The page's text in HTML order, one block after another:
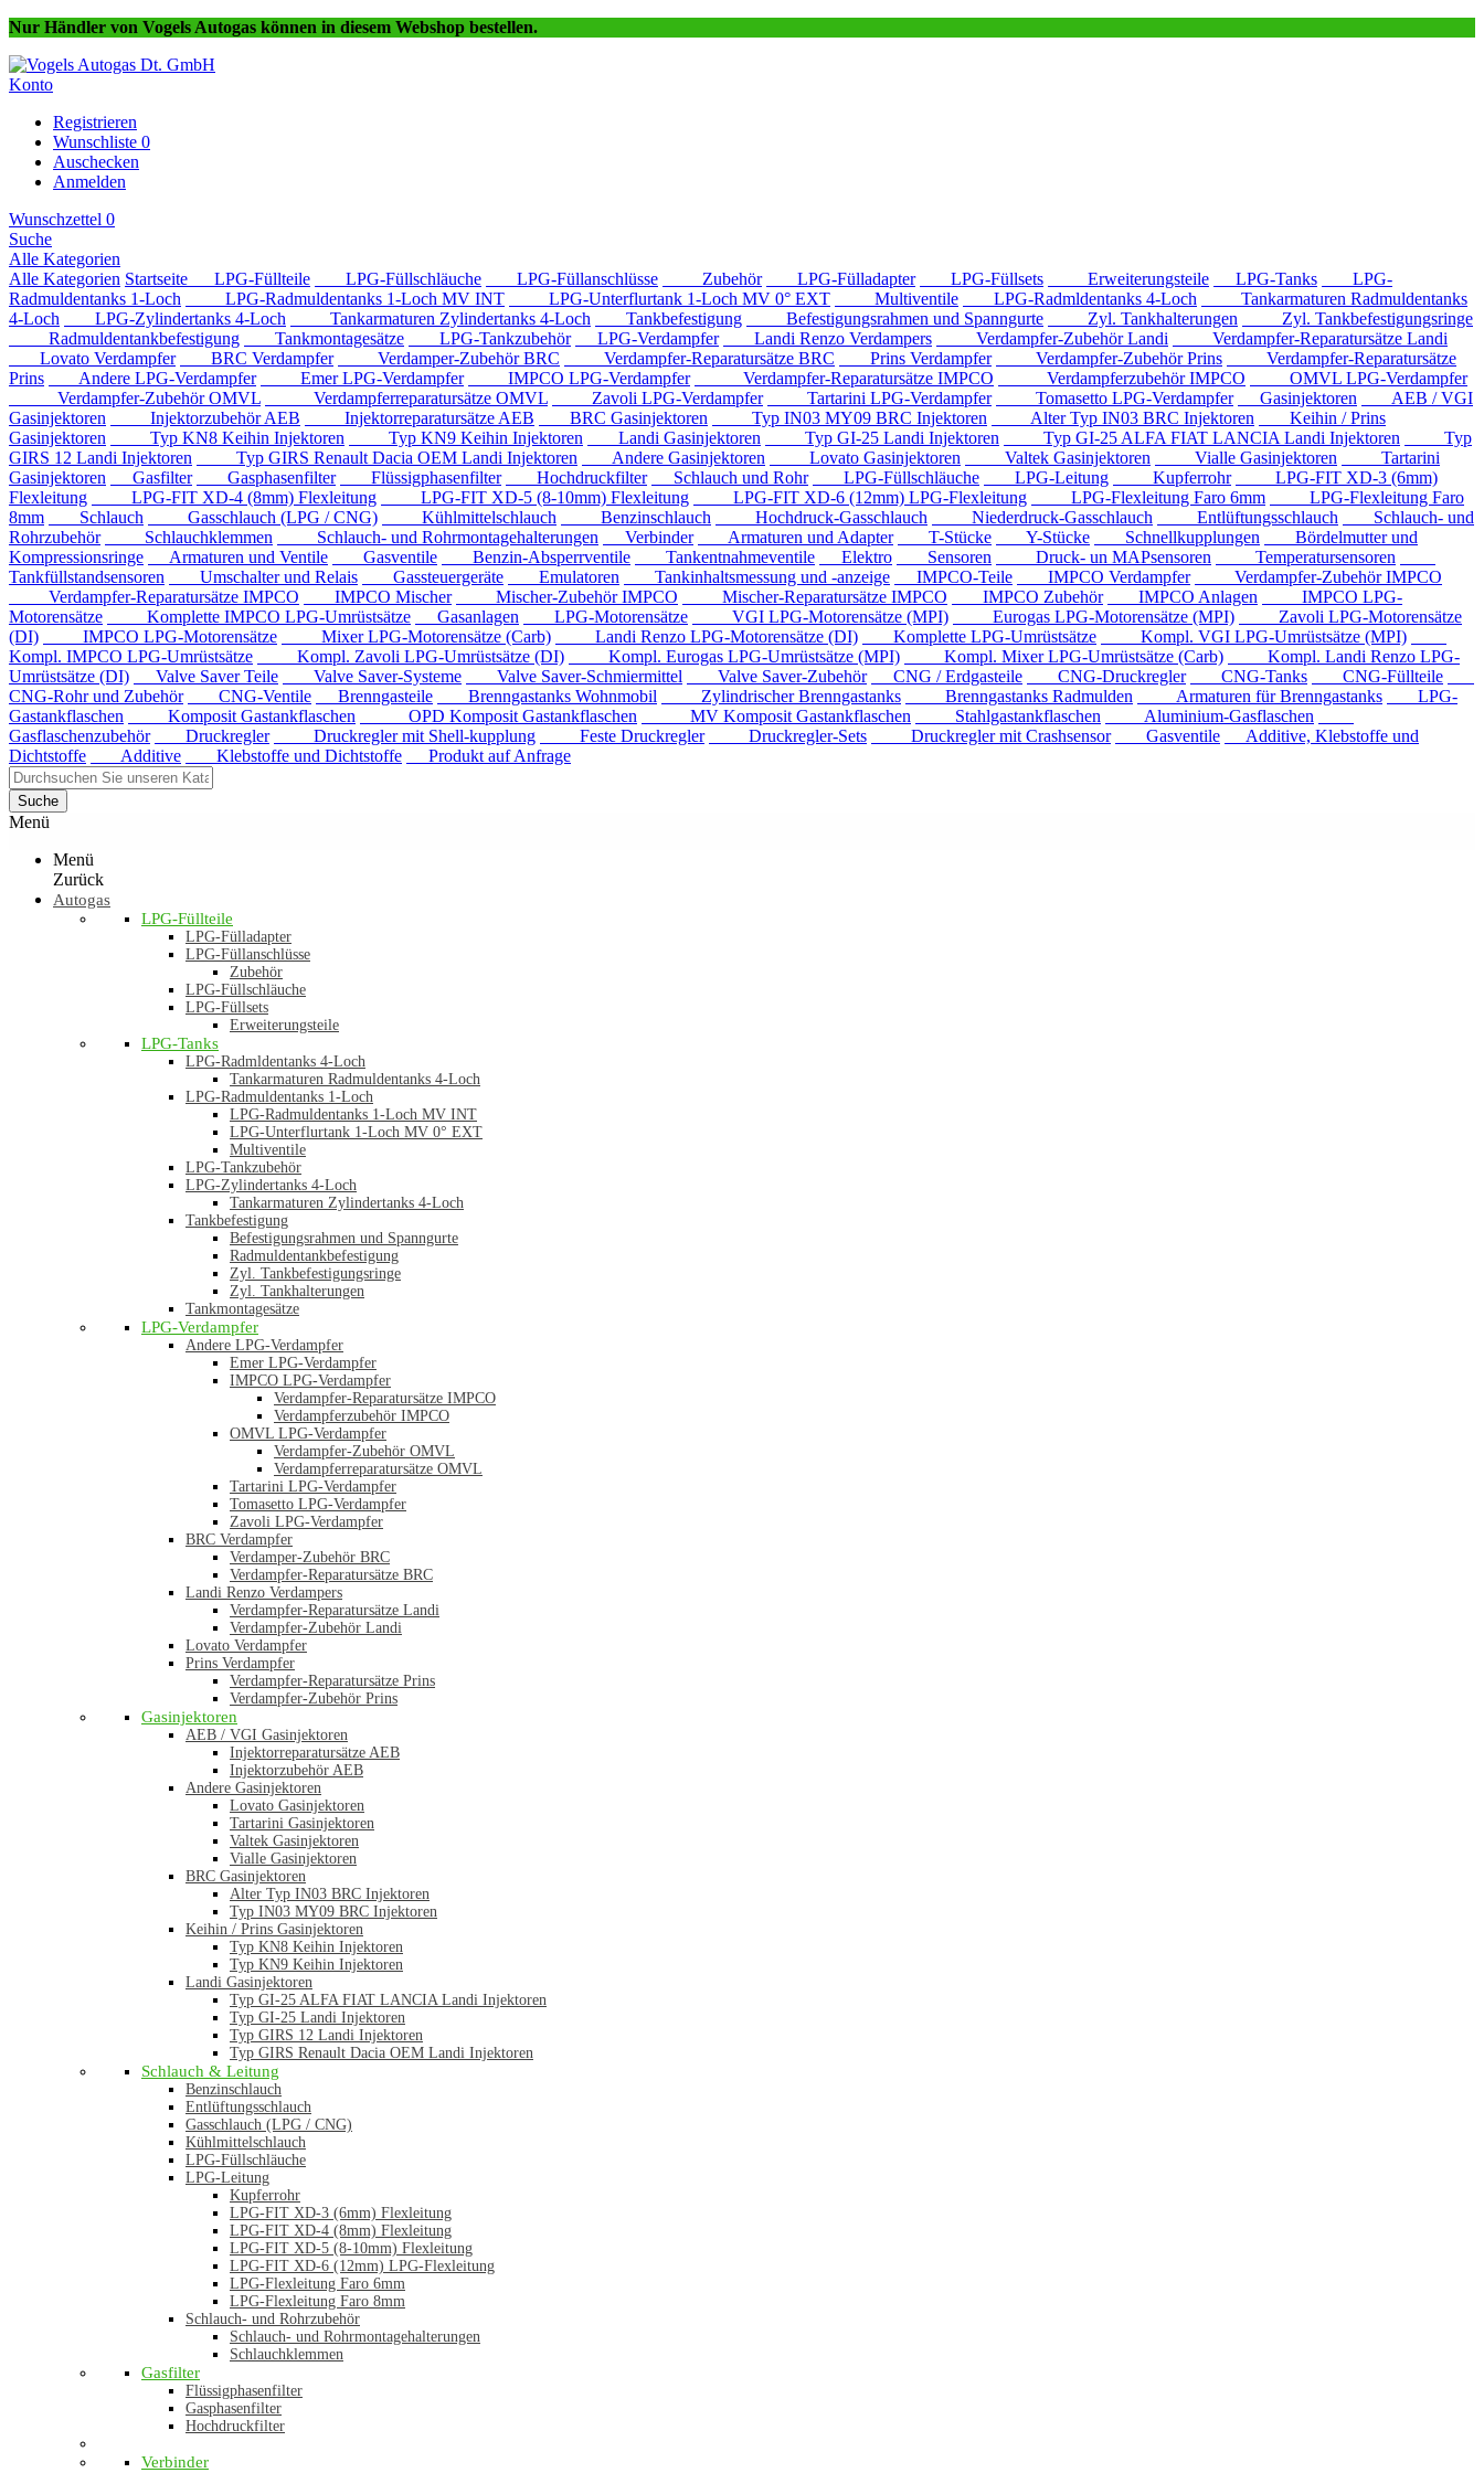
Nur Händler von Vogels Autogas können in diesem Webshop bestellen.
Konto
Registrieren
Wunschliste 0
Auschecken
Anmelden
Wunschzettel 0
Suche
Alle Kategorien
Alle Kategorien Startseite LPG-Füllteile LPG-Füllschläuche LPG-Füllanschlüsse Zubehör LPG-Fülladapter LPG-Füllsets Erweiterungsteile LPG-Tanks
LPG-
Radmuldentanks 1-Loch
LPG-Radmuldentanks 1-Loch MV INT LPG-Unterflurtank 1-Loch MV 0° EXT Multiventile LPG-Radmldentanks 4-Loch
Tankarmaturen Radmuldentanks
4-Loch
LPG-Zylindertanks 4-Loch Tankarmaturen Zylindertanks 4-Loch Tankbefestigung Befestigungsrahmen und Spanngurte Zyl. Tankhalterungen
Zyl. Tankbefestigungsringe
Radmuldentankbefestigung
Tankmontagesätze LPG-Tankzubehör LPG-Verdampfer Landi Renzo Verdampers Verdampfer-Zubehör Landi
Verdampfer-Reparatursätze Landi
Lovato Verdampfer
BRC Verdampfer Verdamper-Zubehör BRC Verdampfer-Reparatursätze BRC Prins Verdampfer Verdampfer-Zubehör Prins
Verdampfer-Reparatursätze
Prins
Andere LPG-Verdampfer Emer LPG-Verdampfer IMPCO LPG-Verdampfer Verdampfer-Reparatursätze IMPCO Verdampferzubehör IMPCO
OMVL LPG-Verdampfer
Verdampfer-Zubehör OMVL
Verdampferreparatursätze OMVL Zavoli LPG-Verdampfer Tartarini LPG-Verdampfer Tomasetto LPG-Verdampfer Gasinjektoren
AEB / VGI
Gasinjektoren
Injektorzubehör AEB Injektorreparatursätze AEB BRC Gasinjektoren Typ IN03 MY09 BRC Injektoren Alter Typ IN03 BRC Injektoren
Keihin / Prins
Gasinjektoren
Typ KN8 Keihin Injektoren Typ KN9 Keihin Injektoren Landi Gasinjektoren Typ GI-25 Landi Injektoren Typ GI-25 ALFA FIAT LANCIA Landi Injektoren
Typ
GIRS 12 Landi Injektoren
Typ GIRS Renault Dacia OEM Landi Injektoren Andere Gasinjektoren Lovato Gasinjektoren Valtek Gasinjektoren Vialle Gasinjektoren
Tartarini
Gasinjektoren
Gasfilter Gasphasenfilter Flüssigphasenfilter Hochdruckfilter Schlauch und Rohr LPG-Füllschläuche LPG-Leitung Kupferrohr
LPG-FIT XD-3 (6mm)
Flexleitung
LPG-FIT XD-4 (8mm) Flexleitung LPG-FIT XD-5 (8-10mm) Flexleitung LPG-FIT XD-6 (12mm) LPG-Flexleitung LPG-Flexleitung Faro 6mm
LPG-Flexleitung Faro
8mm
Schlauch Gasschlauch (LPG / CNG) Kühlmittelschlauch Benzinschlauch Hochdruck-Gasschlauch Niederdruck-Gasschlauch Entlüftungsschlauch
Schlauch- und
Rohrzubehör
Schlauchklemmen Schlauch- und Rohrmontagehalterungen Verbinder Armaturen und Adapter T-Stücke Y-Stücke Schnellkupplungen
Bördelmutter und
Kompressionsringe
Armaturen und Ventile Gasventile Benzin-Absperrventile Tankentnahmeventile Elektro Sensoren Druck- un MAPsensoren
Temperatursensoren
Tankfüllstandsensoren
Umschalter und Relais Gassteuergeräte Emulatoren Tankinhaltsmessung und -anzeige IMPCO-Teile IMPCO Verdampfer
Verdampfer-Zubehör IMPCO
Verdampfer-Reparatursätze IMPCO
IMPCO Mischer Mischer-Zubehör IMPCO Mischer-Reparatursätze IMPCO IMPCO Zubehör IMPCO Anlagen
IMPCO LPG-
Motorensätze
Komplette IMPCO LPG-Umrüstsätze Gasanlagen LPG-Motorensätze VGI LPG-Motorensätze (MPI) Eurogas LPG-Motorensätze (MPI)
Zavoli LPG-Motorensätze
(DI)
IMPCO LPG-Motorensätze Mixer LPG-Motorensätze (Carb) Landi Renzo LPG-Motorensätze (DI) Komplette LPG-Umrüstsätze
Kompl. VGI LPG-Umrüstsätze (MPI)
Kompl. IMPCO LPG-Umrüstsätze
Kompl. Zavoli LPG-Umrüstsätze (DI) Kompl. Eurogas LPG-Umrüstsätze (MPI) Kompl. Mixer LPG-Umrüstsätze (Carb)
Kompl. Landi Renzo LPG-
Umrüstsätze (DI)
Valve Saver Teile Valve Saver-Systeme Valve Saver-Schmiermittel Valve Saver-Zubehör CNG / Erdgasteile CNG-Druckregler CNG-Tanks
CNG-Füllteile
CNG-Rohr und Zubehör
CNG-Ventile Brenngasteile Brenngastanks Wohnmobil Zylindrischer Brenngastanks Brenngastanks Radmulden Armaturen für Brenngastanks
LPG-
Gastankflaschen
Komposit Gastankflaschen OPD Komposit Gastankflaschen MV Komposit Gastankflaschen Stahlgastankflaschen
Aluminium-Gasflaschen
Gasflaschenzubehör
Druckregler Druckregler mit Shell-kupplung Feste Druckregler Druckregler-Sets Druckregler mit Crashsensor Gasventile
Additive, Klebstoffe und
Dichtstoffe
Additive Klebstoffe und Dichtstoffe Produkt auf Anfrage
Suche
Menü
Menü
Zurück
Autogas
LPG-Füllteile
LPG-Fülladapter
LPG-Füllanschlüsse
Zubehör
LPG-Füllschläuche
LPG-Füllsets
Erweiterungsteile
LPG-Tanks
LPG-Radmldentanks 4-Loch
Tankarmaturen Radmuldentanks 4-Loch
LPG-Radmuldentanks 1-Loch
LPG-Radmuldentanks 1-Loch MV INT
LPG-Unterflurtank 1-Loch MV 0° EXT
Multiventile
LPG-Tankzubehör
LPG-Zylindertanks 4-Loch
Tankarmaturen Zylindertanks 4-Loch
Tankbefestigung
Befestigungsrahmen und Spanngurte
Radmuldentankbefestigung
Zyl. Tankbefestigungsringe
Zyl. Tankhalterungen
Tankmontagesätze
LPG-Verdampfer
Andere LPG-Verdampfer
Emer LPG-Verdampfer
IMPCO LPG-Verdampfer
Verdampfer-Reparatursätze IMPCO
Verdampferzubehör IMPCO
OMVL LPG-Verdampfer
Verdampfer-Zubehör OMVL
Verdampferreparatursätze OMVL
Tartarini LPG-Verdampfer
Tomasetto LPG-Verdampfer
Zavoli LPG-Verdampfer
BRC Verdampfer
Verdamper-Zubehör BRC
Verdampfer-Reparatursätze BRC
Landi Renzo Verdampers
Verdampfer-Reparatursätze Landi
Verdampfer-Zubehör Landi
Lovato Verdampfer
Prins Verdampfer
Verdampfer-Reparatursätze Prins
Verdampfer-Zubehör Prins
Gasinjektoren
AEB / VGI Gasinjektoren
Injektorreparatursätze AEB
Injektorzubehör AEB
Andere Gasinjektoren
Lovato Gasinjektoren
Tartarini Gasinjektoren
Valtek Gasinjektoren
Vialle Gasinjektoren
BRC Gasinjektoren
Alter Typ IN03 BRC Injektoren
Typ IN03 MY09 BRC Injektoren
Keihin / Prins Gasinjektoren
Typ KN8 Keihin Injektoren
Typ KN9 Keihin Injektoren
Landi Gasinjektoren
Typ GI-25 ALFA FIAT LANCIA Landi Injektoren
Typ GI-25 Landi Injektoren
Typ GIRS 12 Landi Injektoren
Typ GIRS Renault Dacia OEM Landi Injektoren
Schlauch & Leitung
Benzinschlauch
Entlüftungsschlauch
Gasschlauch (LPG / CNG)
Kühlmittelschlauch
LPG-Füllschläuche
LPG-Leitung
Kupferrohr
LPG-FIT XD-3 (6mm) Flexleitung
LPG-FIT XD-4 (8mm) Flexleitung
LPG-FIT XD-5 (8-10mm) Flexleitung
LPG-FIT XD-6 (12mm) LPG-Flexleitung
LPG-Flexleitung Faro 6mm
LPG-Flexleitung Faro 8mm
Schlauch- und Rohrzubehör
Schlauch- und Rohrmontagehalterungen
Schlauchklemmen
Gasfilter
Flüssigphasenfilter
Gasphasenfilter
Hochdruckfilter
Verbinder